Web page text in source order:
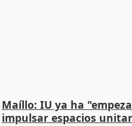
Maíllo: IU ya ha
impulsar espacios